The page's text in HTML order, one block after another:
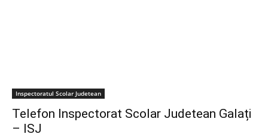
Inspectoratul Scolar Judetean
Telefon Inspectorat Scolar Judetean Galați
– ISJ